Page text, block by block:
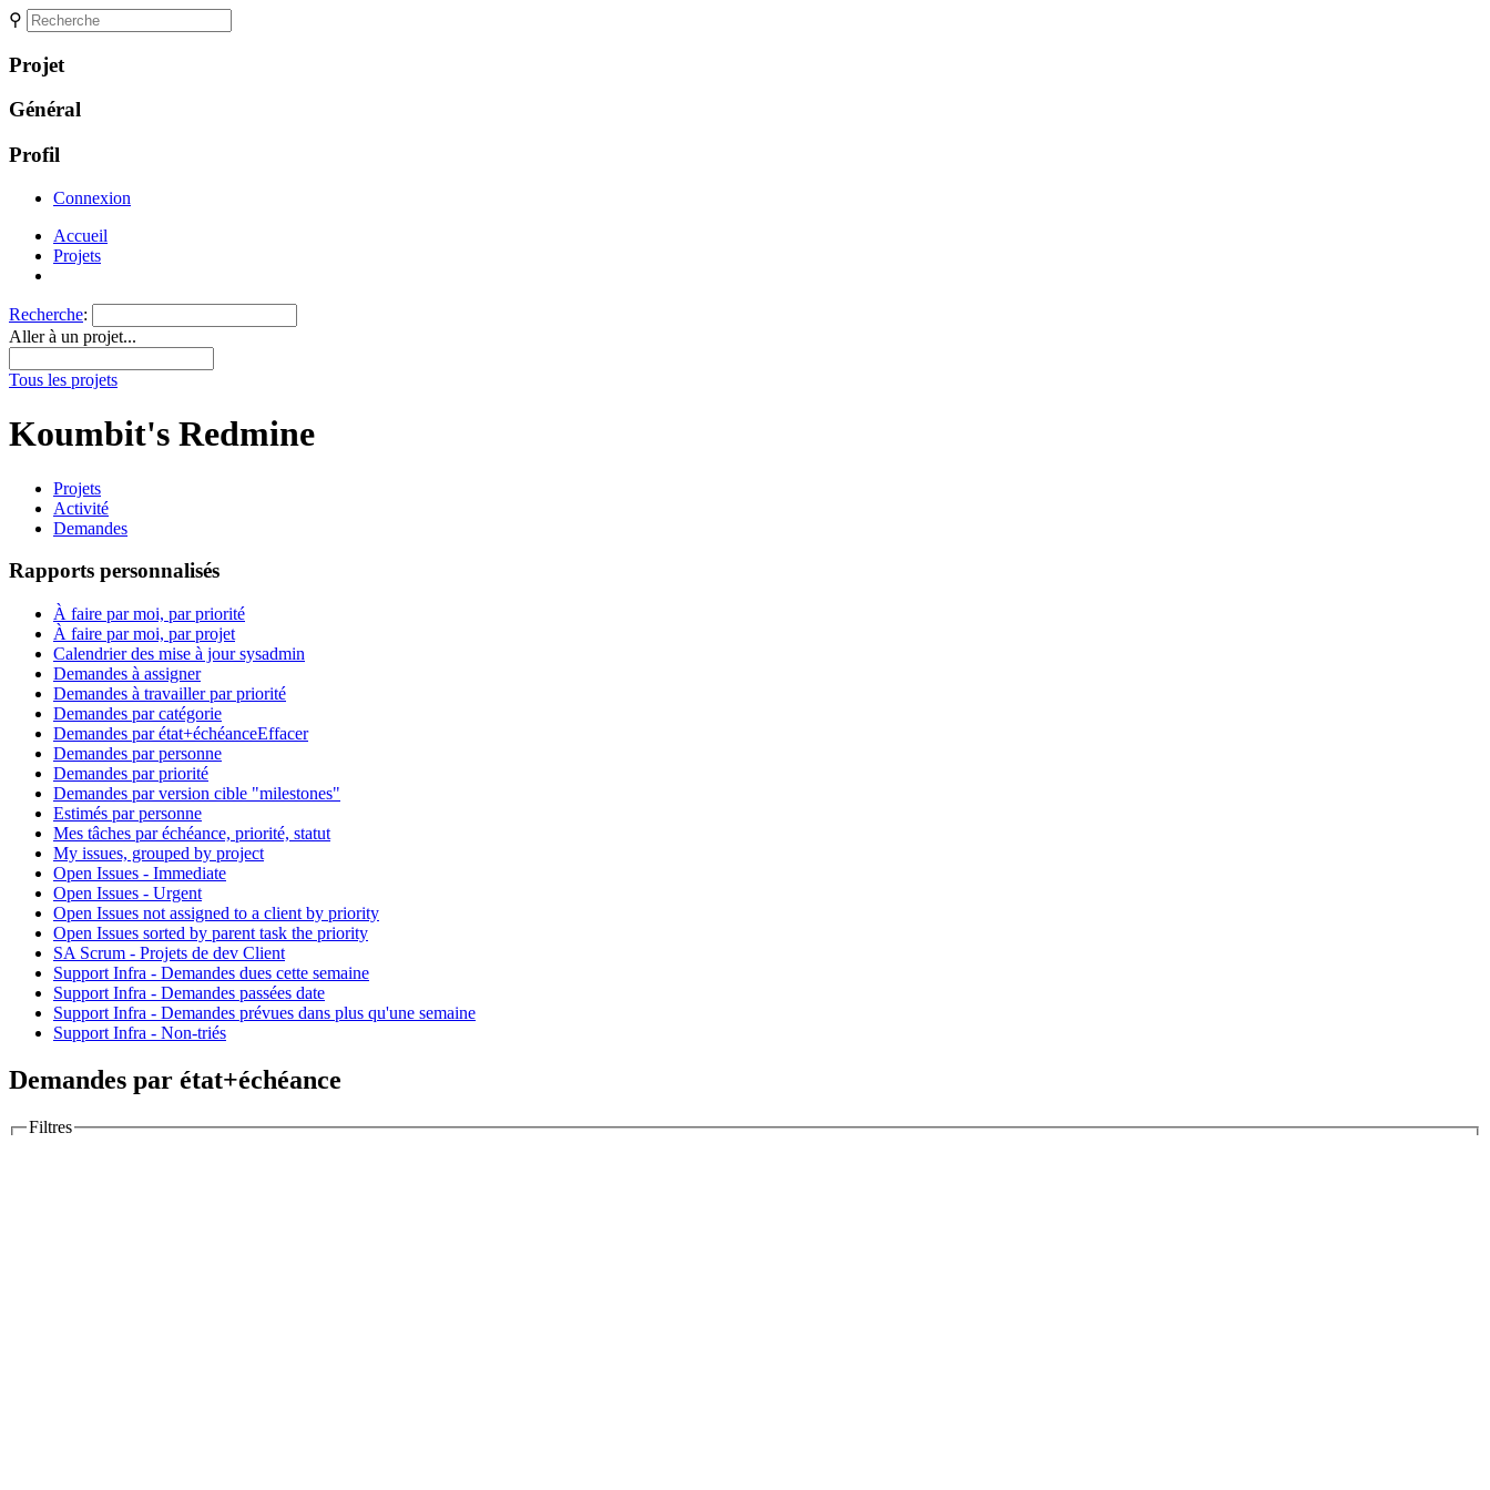
⚲
Projet
Général
Profil
Connexion
Accueil
Projets
Recherche:
Aller à un projet...
Tous les projets
Koumbit's Redmine
Projets
Activité
Demandes
Rapports personnalisés
À faire par moi, par priorité
À faire par moi, par projet
Calendrier des mise à jour sysadmin
Demandes à assigner
Demandes à travailler par priorité
Demandes par catégorie
Demandes par état+échéanceEffacer
Demandes par personne
Demandes par priorité
Demandes par version cible "milestones"
Estimés par personne
Mes tâches par échéance, priorité, statut
My issues, grouped by project
Open Issues - Immediate
Open Issues - Urgent
Open Issues not assigned to a client by priority
Open Issues sorted by parent task the priority
SA Scrum - Projets de dev Client
Support Infra - Demandes dues cette semaine
Support Infra - Demandes passées date
Support Infra - Demandes prévues dans plus qu'une semaine
Support Infra - Non-triés
Demandes par état+échéance
Filtres